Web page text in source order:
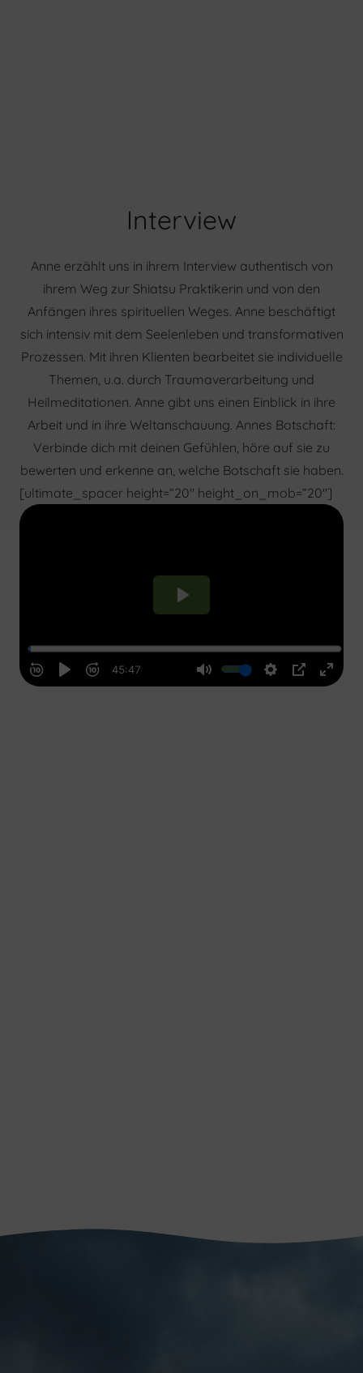
Interview
Anne erzählt uns in ihrem Interview authentisch von
ihrem Weg zur Shiatsu Praktikerin und von den
Anfängen ihres spirituellen Weges. Anne beschäftigt
sich intensiv mit dem Seelenleben und transformativen
Prozessen. Mit ihren Klienten bearbeitet sie individuelle
Themen, u.a. durch Traumaverarbeitung und
Heilmeditationen. Anne gibt uns einen Einblick in ihre
Arbeit und in ihre Weltanschauung. Annes Botschaft:
Verbinde dich mit deinen Gefühlen, höre auf sie zu
bewerten und erkenne an, welche Botschaft sie haben.
[ultimate_spacer height=“20″ height_on_mob=“20″]